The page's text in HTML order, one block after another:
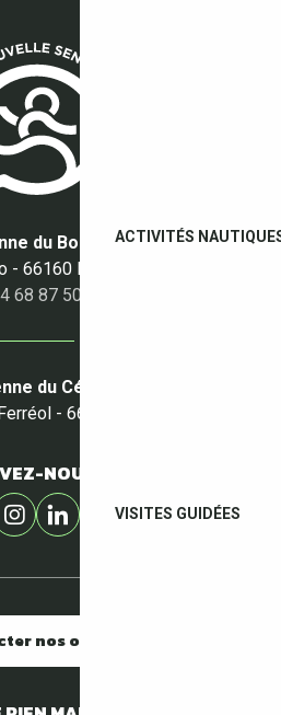
ACTIVITÉS
VISITES GUIDÉES
du Boulou
- 66160 Le Boulou
68 87 50 95
du Céret
- 66400 Céret
NOUS !
nos offices